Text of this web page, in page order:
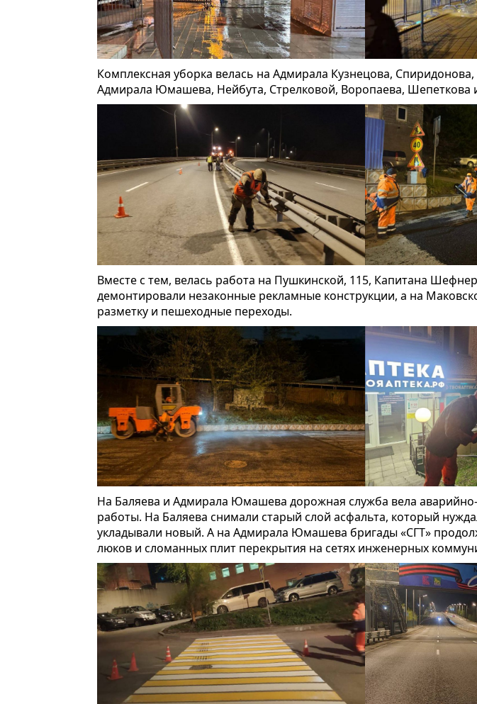
Комплексная уборка велась на Адмирала Кузнецова,
Адмирала Юмашева, Нейбута, Стрелковой, Воропаева, Шепеткова и
Вместе с тем, велась работа на Пушкинской, 115, Капитана
демонтировали незаконные рекламные конструкции, а на
разметку и пешеходные переходы.
На Баляева и Адмирала Юмашева дорожная служба вела
работы. На Баляева снимали старый слой асфальта, который
укладывали новый. А на Адмирала Юмашева бригады «СГТ»
люков и сломанных плит перекрытия на сетях инженерных